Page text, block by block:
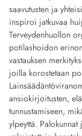
saavutusten ja
inspiroi jatkuvaa
Terveydenhuollon
potilashoidon
vastauksen
joilla korostetaan
ansiokirjoitusten,
tunnustamiseen,
ylpeyttä.